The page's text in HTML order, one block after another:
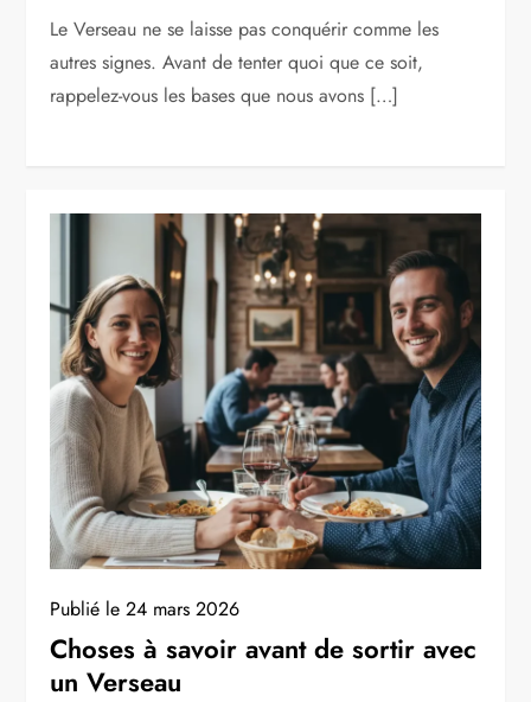
Le Verseau ne se laisse pas conquérir comme les
autres signes. Avant de tenter quoi que ce soit,
rappelez-vous les bases que nous avons […]
Publié le24 mars 2026
Choses à savoir avant de sortir avec
un Verseau